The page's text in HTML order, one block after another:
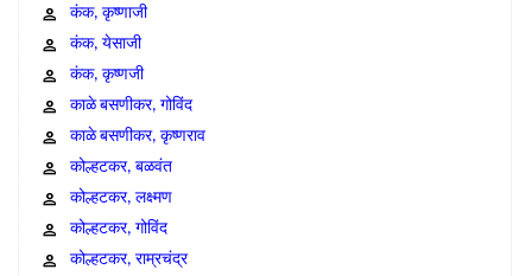
कंक, कृष्णाजी
कंक, येसाजी
कंक, कृष्णजी
काळे बसणीकर, गोविंद
काळे बसणीकर, कृष्णराव
कोल्हटकर, बळवंत
कोल्हटकर, लक्ष्मण
कोल्हटकर, गोविंद
कोल्हटकर, राम्रचंद्र